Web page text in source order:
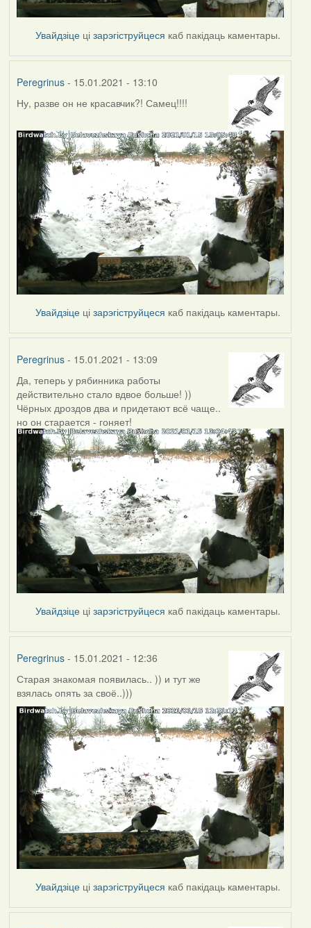
Увайдзіце цізарэгіструйцеся каб пакідаць каментары.
Peregrinus- 15.01.2021 - 13:10
Ну, разве он не красавчик?! Самец!!!!
Увайдзіце цізарэгіструйцеся каб пакідаць каментары.
Peregrinus- 15.01.2021 - 13:09
Да, теперь у рябинника работы
действительно стало вдвое больше! ))
Чёрных дроздов два и придетают всё чаще..
но он старается - гоняет!
Увайдзіце цізарэгіструйцеся каб пакідаць каментары.
Peregrinus- 15.01.2021 - 12:36
Старая знакомая появилась.. )) и тут же
взялась опять за своё..)))
Увайдзіце цізарэгіструйцеся каб пакідаць каментары.